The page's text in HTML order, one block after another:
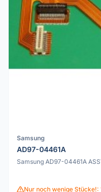
Samsung
AD97-04461A
Samsung AD97-04461A
Nur noch wenige Stücke!: